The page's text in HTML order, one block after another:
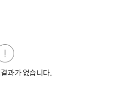
과가 없습니다.